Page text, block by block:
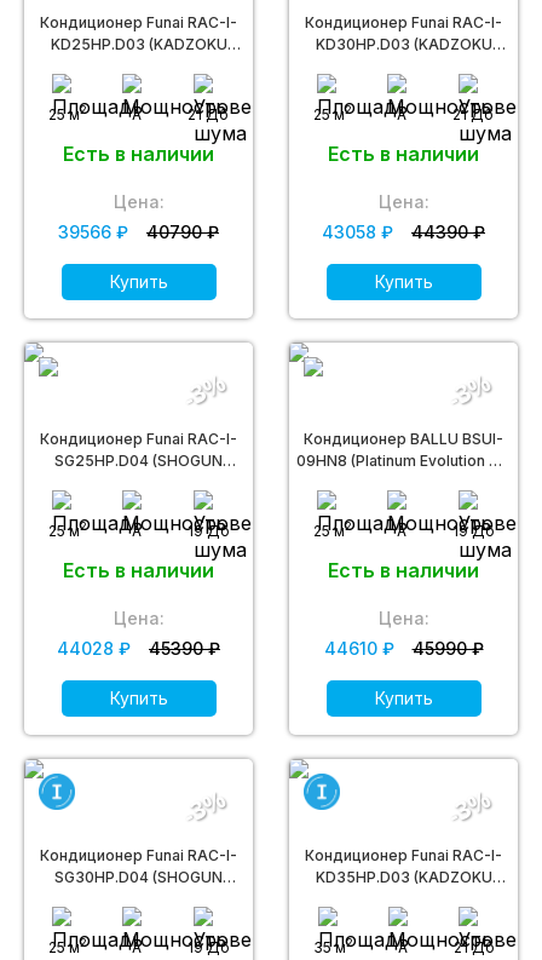
Кондиционер Funai RAC-I-
KD25HP.D03 (KADZOKU
25 м2 A 21 Дб
Есть в наличии
Цена:
39566 ₽
40790 ₽
Купить
Кондиционер Funai RAC-I-
KD30HP.D03 (KADZOKU
25 м2 A 21 Дб
Есть в наличии
Цена:
43058 ₽
44390 ₽
Купить
Кондиционер Funai RAC-I-
SG25HP.D04 (SHOGUN
25 м2 A 19 Дб
Есть в наличии
-3%
Цена:
44028 ₽
45390 ₽
Купить
Кондиционер BALLU BSUI-
09HN8 (Platinum Evolution DC
25 м2 A 19 Дб
Есть в наличии
-3%
Цена:
44610 ₽
45990 ₽
Купить
Кондиционер Funai RAC-I-
SG30HP.D04 (SHOGUN
25 м2 A 19 Дб
-3%
Кондиционер Funai RAC-I-
KD35HP.D03 (KADZOKU
35 м2 A 21 Дб
-3%